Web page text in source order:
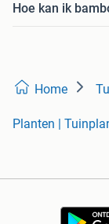
Hoe kan ik
Home
Planten |